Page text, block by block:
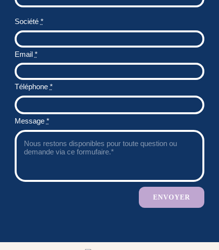
Société *
Email *
Téléphone *
Message *
ENVOYER